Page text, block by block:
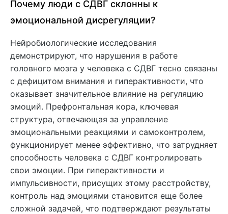
Почему люди с СДВГ склонны к
эмоциональной дисрегуляции?
Нейробиологические исследования
демонстрируют, что нарушения в работе
головного мозга у человека с СДВГ тесно связаны
с дефицитом внимания и гиперактивности, что
оказывает значительное влияние на регуляцию
эмоций. Префронтальная кора, ключевая
структура, отвечающая за управление
эмоциональными реакциями и самоконтролем,
функционирует менее эффективно, что затрудняет
способность человека с СДВГ контролировать
свои эмоции. При гиперактивности и
импульсивности, присущих этому расстройству,
контроль над эмоциями становится еще более
сложной задачей, что подтверждают результаты